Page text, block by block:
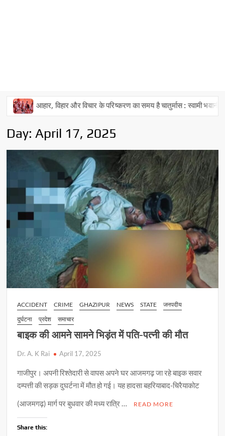
आहार, विहार और विचार के परिष्करण का समय है चातुर्मास : स्वामी भवानीनन्दन यति
Day: April 17, 2025
ACCIDENT CRIME GHAZIPUR NEWS STATE
जनपदीय
दुर्घटना
प्रदेश समाचार
बाइक की आमने सामने भिड़ंत में पति-पत्नी की मौत
Dr. A. K Rai April 17, 2025
गाजीपुर। अपनी रिश्तेदारी से वापस अपने घर आजमगढ़ जा रहे बाइक सवार
दम्पत्ती की सड़क दुघर्टना में मौत हो गई। यह हादसा बहरियाबाद-चिरैयाकोट
(आजमगढ़) मार्ग पर बुधवार की मध्य रात्रि …
READ MORE
Share this: